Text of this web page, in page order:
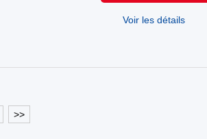
Voir les détails
>>